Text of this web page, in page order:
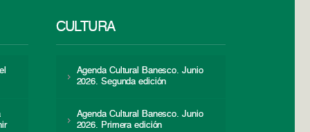
CULTURA
Agenda Cultural Banesco. Junio
2026. Segunda edición
Agenda Cultural Banesco. Junio
2026. Primera edición